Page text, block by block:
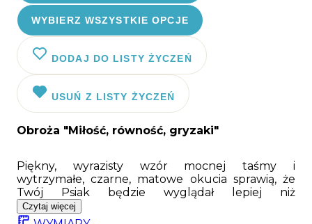
WYBIERZ WSZYSTKIE OPCJE
DODAJ DO LISTY ŻYCZEŃ
USUŃ Z LISTY ŻYCZEŃ
Obroża "Miłość, równość, gryzaki"
Piękny, wyrazisty wzór mocnej taśmy i
wytrzymałe, czarne, matowe okucia sprawią, że
Twój Psiak będzie wyglądał lepiej niż
instablogerki:). Nasza obroża to materiały
najwyższej jakości połączone z unikalnym
Czytaj więcej